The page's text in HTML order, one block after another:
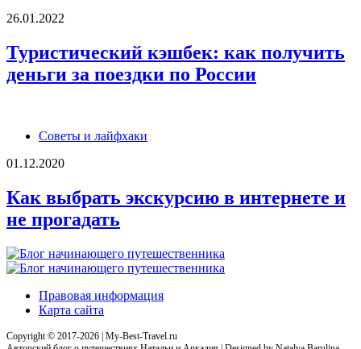
26.01.2022
Туристический кэшбек: как получить
деньги за поездки по России
Советы и лайфхаки
01.12.2020
Как выбрать экскурсию в интернете и
не прогадать
Правовая информация
Карта сайта
Copyright © 2017-2026 | My-Best-Travel.ru